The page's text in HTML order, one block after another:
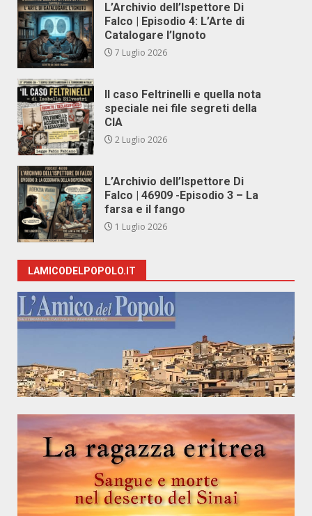
L’Archivio dell’Ispettore Di
Falco | Episodio 4: L’Arte di
Catalogare l’Ignoto
7 Luglio 2026
Il caso Feltrinelli e quella nota
speciale nei file segreti della
CIA
2 Luglio 2026
L’Archivio dell’Ispettore Di
Falco | 46909 -Episodio 3 – La
farsa e il fango
1 Luglio 2026
LAMICODELPOPOLO.IT